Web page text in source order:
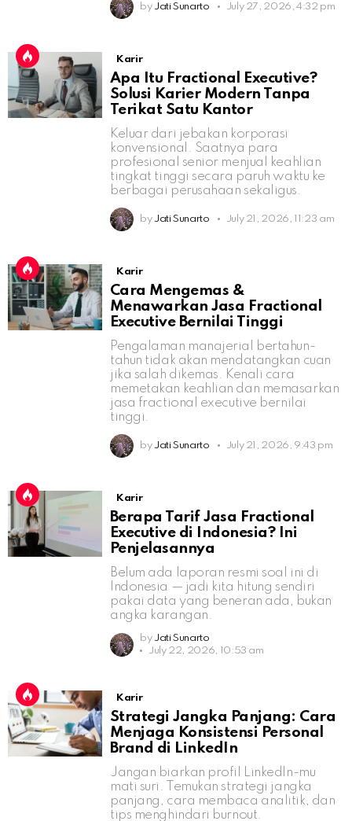
by Jati Sunarto July 27, 2026, 4:32 pm
Karir
Apa Itu Fractional Executive?
Solusi Karier Modern Tanpa
Terikat Satu Kantor
Keluar dari jebakan korporasi
konvensional. Saatnya para
profesional senior menjual keahlian
tingkat tinggi secara paruh waktu ke
berbagai perusahaan sekaligus.
by Jati Sunarto July 21, 2026, 11:23 am
Karir
Cara Mengemas &
Menawarkan Jasa Fractional
Executive Bernilai Tinggi
Pengalaman manajerial bertahun-
tahun tidak akan mendatangkan cuan
jika salah dikemas. Kenali cara
memetakan keahlian dan memasarkan
jasa fractional executive bernilai
tinggi.
by Jati Sunarto July 21, 2026, 9:43 pm
Karir
Berapa Tarif Jasa Fractional
Executive di Indonesia? Ini
Penjelasannya
Belum ada laporan resmi soal ini di
Indonesia — jadi kita hitung sendiri
pakai data yang beneran ada, bukan
angka karangan.
by Jati Sunarto
July 22, 2026, 10:53 am
Karir
Strategi Jangka Panjang: Cara
Menjaga Konsistensi Personal
Brand di LinkedIn
Jangan biarkan profil LinkedIn-mu
mati suri. Temukan strategi jangka
panjang, cara membaca analitik, dan
tips menghindari burnout.